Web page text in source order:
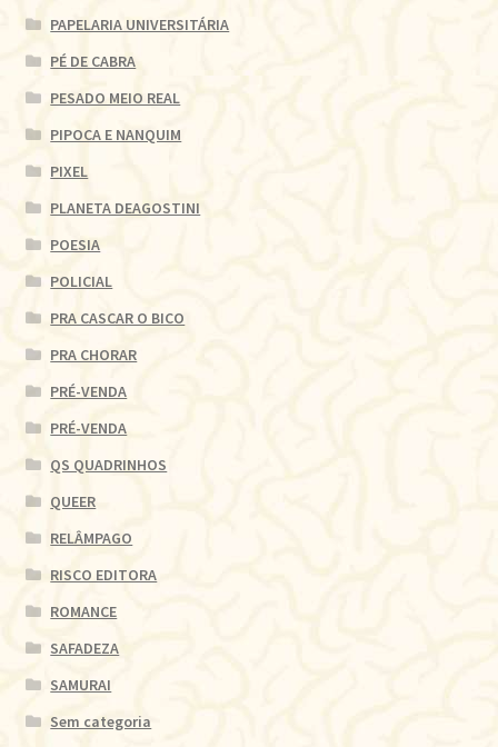
PAPELARIA UNIVERSITÁRIA
PÉ DE CABRA
PESADO MEIO REAL
PIPOCA E NANQUIM
PIXEL
PLANETA DEAGOSTINI
POESIA
POLICIAL
PRA CASCAR O BICO
PRA CHORAR
PRÉ-VENDA
PRÉ-VENDA
QS QUADRINHOS
QUEER
RELÂMPAGO
RISCO EDITORA
ROMANCE
SAFADEZA
SAMURAI
Sem categoria